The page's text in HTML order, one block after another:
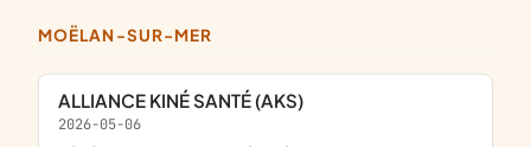
MOËLAN-SUR-MER
ALLIANCE KINÉ SANTÉ (AKS)
2026-05-06